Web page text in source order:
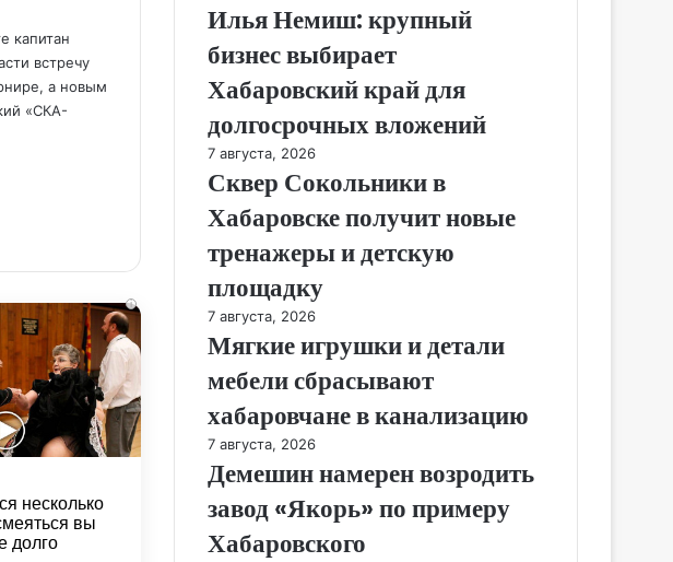
капитан
встречу
а новым
«СКА-
i
несколько
вы
долго
Илья Немиш: крупный
бизнес выбирает
Хабаровский край для
долгосрочных вложений
7 августа, 2026
Сквер Сокольники в
Хабаровске получит новые
тренажеры и детскую
площадку
7 августа, 2026
Мягкие игрушки и детали
мебели сбрасывают
хабаровчане в канализацию
7 августа, 2026
Демешин намерен возродить
завод «Якорь» по примеру
Хабаровского